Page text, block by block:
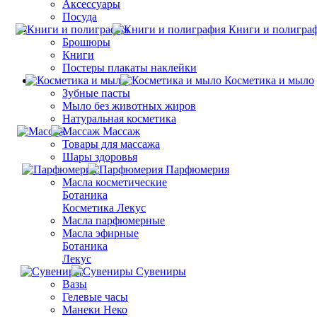
Аксессуары
Посуда
Книги и
Брошюры
Книги
Постеры плакаты наклейки
Косметика и мыло
Зубные пасты
Мыло без животных жиров
Натуральная косметика
Массаж
Товары для массажа
Шары здоровья
Парфюмерия
Масла косметические
Ботаника
Косметика Лекус
Масла парфюмерные
Масла эфирные
Ботаника
Лекус
Сувениры
Вазы
Гелевые часы
Манеки Неко